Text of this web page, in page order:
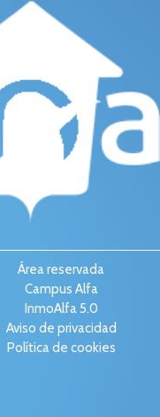
Área reservada
Campus Alfa
InmoAlfa 5.0
Aviso de privacidad
Política de cookies